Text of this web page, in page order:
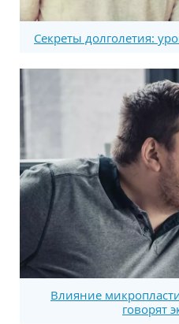
Секреты долголетия:
Влияние
говорят